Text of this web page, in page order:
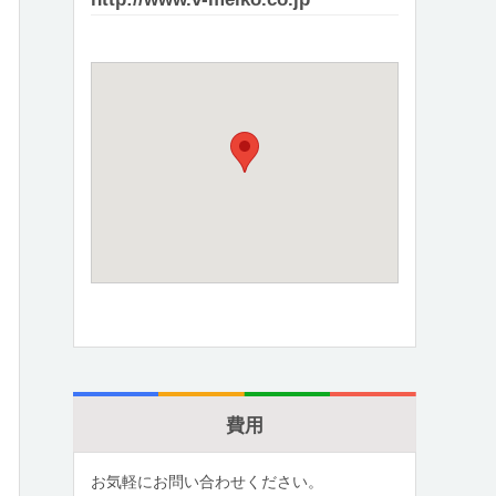
費用
お気軽にお問い合わせください。